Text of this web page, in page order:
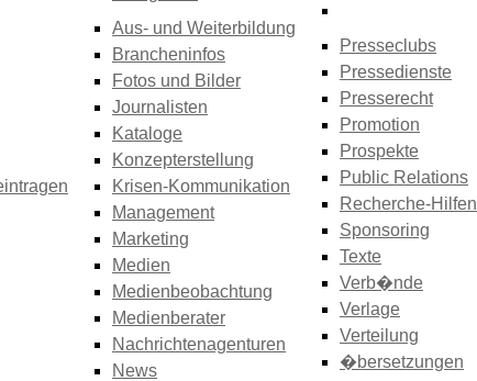
Aus- und Weiterbildung
Brancheninfos
Fotos und Bilder
Journalisten
Kataloge
Konzepterstellung
Krisen-Kommunikation
Management
Marketing
Medien
Medienbeobachtung
Medienberater
Nachrichtenagenturen
News
Presseclubs
Pressedienste
Presserecht
Promotion
Prospekte
Public Relations
Recherche-Hilfen
Sponsoring
Texte
Verb�nde
Verlage
Verteilung
�bersetzungen